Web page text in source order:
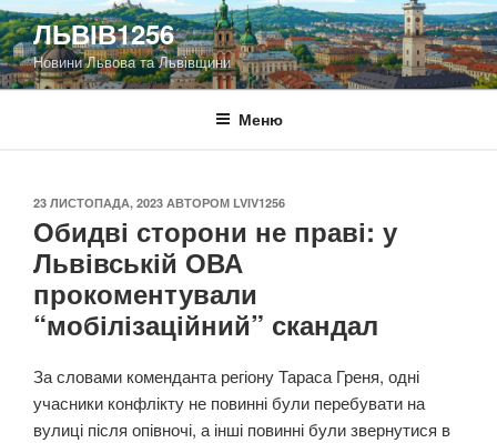
Перейти
до
вмісту
ЛЬВІВ1256
Новини Львова та Львівщини
Меню
ОПУБЛІКОВАНО
23 ЛИСТОПАДА, 2023 АВТОРОМ LVIV1256
Обидві сторони не праві: у
Львівській ОВА
прокоментували
“мобілізаційний” скандал
За словами коменданта регіону Тараса Греня, одні
учасники конфлікту не повинні були перебувати на
вулиці після опівночі, а інші повинні були звернутися в